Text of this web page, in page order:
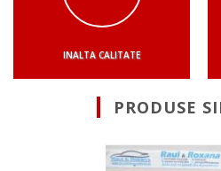
INALTA CALITATE
PRODUSE